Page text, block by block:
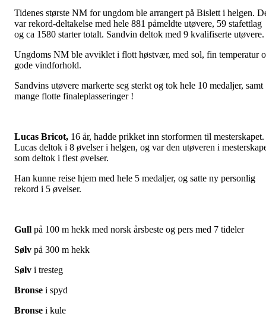
Tidenes største NM for ungdom ble arrangert på Bislett i helgen.
var rekord-deltakelse med hele 881 påmeldte utøvere, 59 stafettlag
og ca 1580 starter totalt. Sandvin deltok med 9 kvalifiserte utøvere.
Ungdoms NM ble avviklet i flott høstvær, med sol, fin temperatur
gode vindforhold.
Sandvins utøvere markerte seg sterkt og tok hele 10 medaljer, samt
mange flotte finaleplasseringer !
Lucas Bricot, 16 år, hadde prikket inn storformen til mesterskapet.
Lucas deltok i 8 øvelser i helgen, og var den utøveren i
som deltok i flest øvelser.
Han kunne reise hjem med hele 5 medaljer, og satte ny personlig
rekord i 5 øvelser.
Gull på 100 m hekk med norsk årsbeste og pers med 7 tideler
Sølv på 300 m hekk
Sølv i tresteg
Bronse i spyd
Bronse i kule